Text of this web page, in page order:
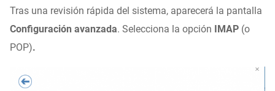
Tras una revisión rápida del sistema, aparecerá la pantalla
Configuración avanzada. Selecciona la opción IMAP (o
POP).